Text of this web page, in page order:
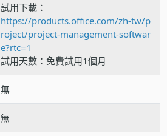
試用下載：
https://products.office.com/zh-tw/p
roject/project-management-softwar
e?rtc=1
試用天數：免費試用1個月
無
無